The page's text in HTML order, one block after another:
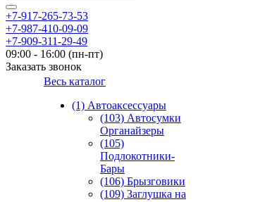
+7-917-265-73-53
+7-987-410-09-09
+7-909-311-29-49
09:00 - 16:00 (пн-пт)
Заказать звонок
Весь каталог
(1) Автоаксессуары
(103) Автосумки
Органайзеры
(105)
Подлокотники-
Бары
(106) Брызговики
(109) Заглушка на